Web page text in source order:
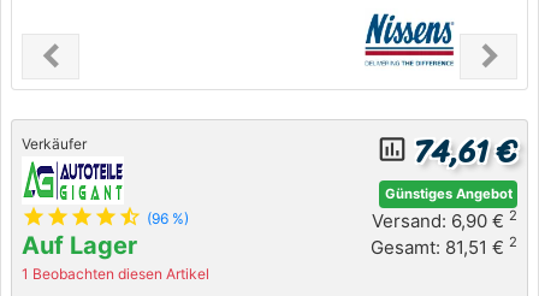
chevron_leftPrevious chevron_right
Next
Verkäufer
star star star star star_half (96 %)
Auf Lager
1 Beobachten diesen Artikel
insert_chart_outlined 74,61 €
Günstiges Angebot
Versand: 6,90 € 2
Gesamt: 81,51 € 2